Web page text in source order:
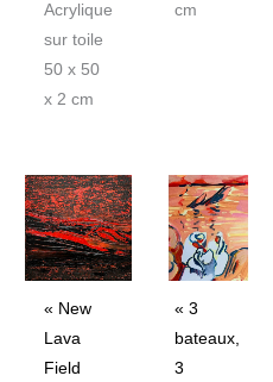
Acrylique
sur toile
50 x 50
x 2 cm
cm
« New
Lava
Field
« 3
bateaux,
3